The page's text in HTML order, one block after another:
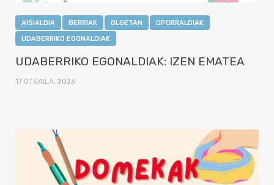
AISIALDIA BERRIAK OLGETAN
OPORRALDIAK
UDABERRIKO EGONALDIAK
UDABERRIKO EGONALDIAK: IZEN EMATEA
17 OTSAILA, 2026